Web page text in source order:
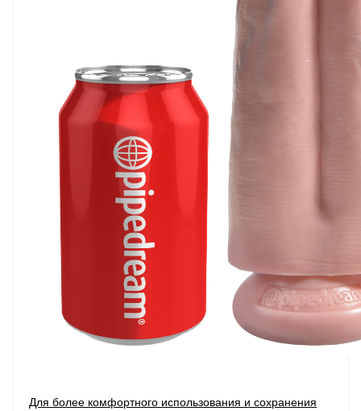
Для более комфортного использования и сохранения